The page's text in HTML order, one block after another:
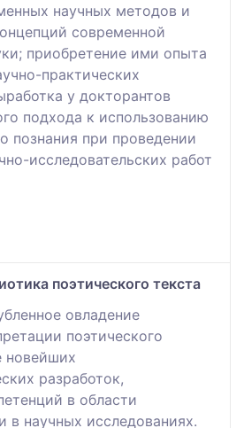
научных методов и
современной
приобретение ими опыта
практических
у докторантов
подхода к использованию
познания при проведении
исследовательских работ
поэтического текста
овладение
поэтического
новейших
разработок,
в области
в научных исследованиях.